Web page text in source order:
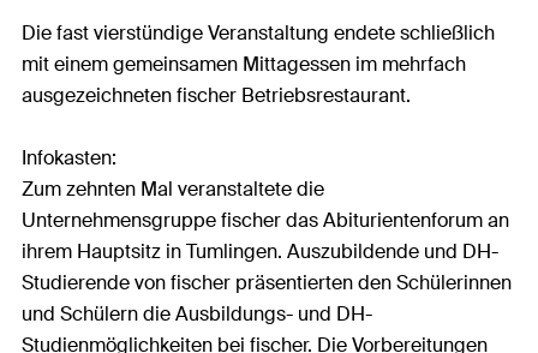
Die fast vierstündige Veranstaltung endete schließlich
mit einem gemeinsamen Mittagessen im mehrfach
ausgezeichneten fischer Betriebsrestaurant.
Infokasten:
Zum zehnten Mal veranstaltete die
Unternehmensgruppe fischer das Abiturientenforum an
ihrem Hauptsitz in Tumlingen. Auszubildende und DH-
Studierende von fischer präsentierten den Schülerinnen
und Schülern die Ausbildungs- und DH-
Studienmöglichkeiten bei fischer. Die Vorbereitungen